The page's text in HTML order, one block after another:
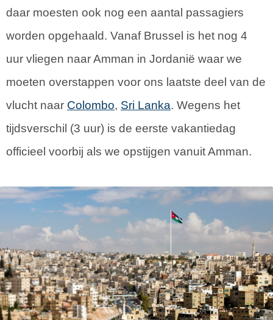
daar moesten ook nog een aantal passagiers
worden opgehaald. Vanaf Brussel is het nog 4
uur vliegen naar Amman in Jordanië waar we
moeten overstappen voor ons laatste deel van de
vlucht naar Colombo, Sri Lanka. Wegens het
tijdsverschil (3 uur) is de eerste vakantiedag
officieel voorbij als we opstijgen vanuit Amman.